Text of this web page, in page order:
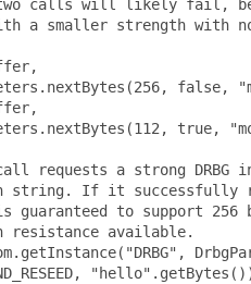
calls will likely fail,
a smaller strength with
false,
true,
requests a strong DRBG
string. If it successfully
guaranteed to support
available.